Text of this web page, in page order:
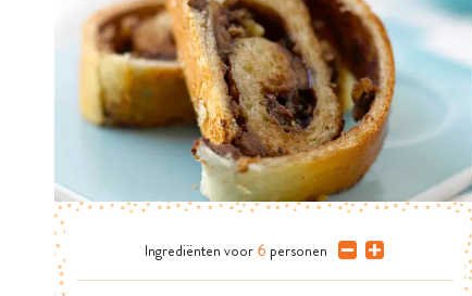
Ingrediënten voor 6 personen